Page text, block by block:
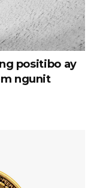
positibo ay
ngunit